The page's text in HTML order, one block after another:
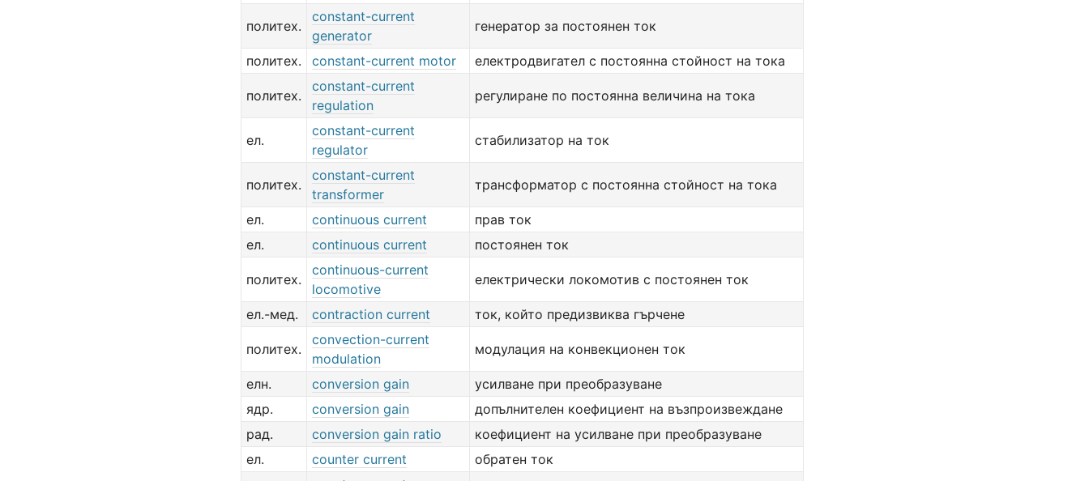
политех.
constant-current
generator
генератор за постоянен ток
политех. constant-current motor електродвигател с постоянна стойност на тока
политех.
constant-current
regulation
регулиране по постоянна величина на тока
ел.
constant-current
regulator
стабилизатор на ток
политех.
constant-current
transformer
трансформатор с постоянна стойност на тока
ел. continuous current
прав ток
ел.
continuous current постоянен ток
политех.
continuous-current
locomotive
електрически локомотив с постоянен ток
ел.-мед. contraction current ток, който предизвиква гърчене
политех.
convection-current
modulation
модулация на конвекционен ток
елн. conversion gain
усилване при преобразуване
ядр.
conversion gain
допълнителен коефициент на възпроизвеждане
рад.
conversion gain ratio
коефициент на усилване при преобразуване
ел.
counter current
обратен ток